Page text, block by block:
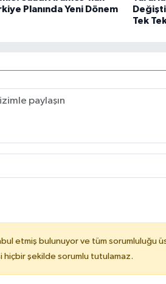
Planında Yeni Dönem
Tek
etmiş bulunuyor ve tüm sorumluluğu
şekilde sorumlu tutulamaz.